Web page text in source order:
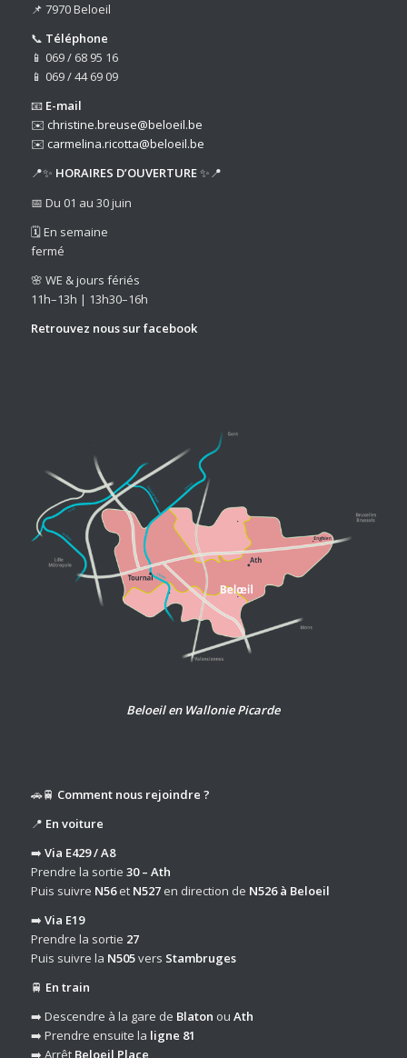
📌 7970 Beloeil
📞 Téléphone
📱 069 / 68 95 16
📱 069 / 44 69 09
📧 E-mail
✉️ christine.breuse@beloeil.be
✉️ carmelina.ricotta@beloeil.be
📍✨ HORAIRES D’OUVERTURE✨📍
📅 Du 01 au 30 juin
🗓️ En semaine
fermé
🌸 WE & jours fériés
11h–13h | 13h30–16h
Retrouvez nous surfacebook
Beloeil en Wallonie Picarde
🚗🚆 Comment nous rejoindre ?
📍 En voiture
➡️ Via E429 / A8
Prendre la sortie 30 – Ath
Puis suivre N56et N527en direction de N526 à Beloeil
➡️ Via E19
Prendre la sortie 27
Puis suivre la N505vers Stambruges
🚆 En train
➡️ Descendre à la gare de Blaton ou Ath
➡️ Prendre ensuite la ligne 81
➡️ Arrêt Beloeil Place